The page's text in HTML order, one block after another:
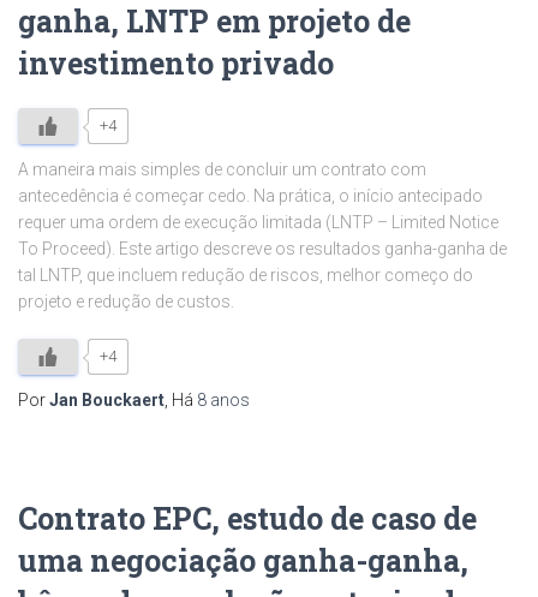
ganha, LNTP em projeto de
investimento privado
+4
A maneira mais simples de concluir um contrato com
antecedência é começar cedo. Na prática, o início antecipado
requer uma ordem de execução limitada (LNTP – Limited Notice
To Proceed). Este artigo descreve os resultados ganha-ganha de
tal LNTP, que incluem redução de riscos, melhor começo do
projeto e redução de custos.
+4
PorJan Bouckaert , Há 8 anos
Contrato EPC, estudo de caso de
uma negociação ganha-ganha,